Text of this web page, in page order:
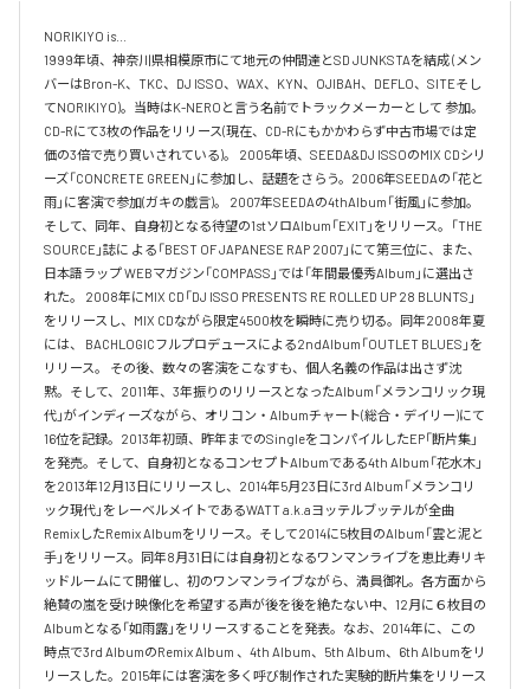
NORIKIYO is...
1999年頃、神奈川県相模原市にて地元の仲間達とSD JUNKSTAを結成 (メン
バーはBron-K、TKC、DJ ISSO、WAX、KYN、OJIBAH、DEFLO、SITEそし
てNORIKIYO)。当時はK-NEROと言う名前でトラックメーカーとして 参加。
CD-Rにて3枚の作品をリリース(現在、CD-Rにもかかわらず中古市場では定
価の3倍で売り買いされている)。 2005年頃、SEEDA&DJ ISSOのMIX CDシリ
ーズ「CONCRETE GREEN」に参加し、話題をさらう。2006年SEEDAの「花と
雨」に客演で参加(ガキの戯言)。 2007年SEEDAの4thAlbum「街風」に参加。
そして、同年、自身初となる待望の1stソロAlbum「EXIT」をリリース。「THE
SOURCE」誌に よる「BEST OF JAPANESE RAP 2007」にて第三位に、また、
日本語ラップ WEBマガジン「COMPASS」では「年間最優秀Album」に選出さ
れた。 2008年にMIX CD「DJ ISSO PRESENTS RE ROLLED UP 28 BLUNTS」
をリリースし、MIX CDながら限定4500枚を瞬時に売り切る。同年2008年夏
には、 BACHLOGICフルプロデュースによる2ndAlbum「OUTLET BLUES」を
リリース。 その後、数々の客演をこなすも、個人名義の作品は出さず沈
黙。そして、2011年、3年振りのリリースとなったAlbum「メランコリック現
代」がインディーズながら、オリコン・Albumチャート(総合・デイリー)にて
16位を記録。2013年初頭、昨年までのSingleをコンパイルしたEP「断片集」
を発売。そして、自身初となるコンセプトAlbumである4th Album「花水木」
を2013年12月13日にリリースし、2014年5月23日に3rd Album「メランコリ
ック現代」をレーベルメイトであるWATT a.k.aヨッテルブッテルが全曲
RemixしたRemix Albumをリリース。そして2014に5枚目のAlbum「雲と泥と
手」をリリース。同年8月31日には自身初となるワンマンライブを恵比寿リキ
ッドルームにて開催し、初のワンマンライブながら、満員御礼。各方面から
絶賛の嵐を受け映像化を希望する声が後を後を絶たない中、12月に６枚目の
Albumとなる「如雨露」をリリースすることを発表。なお、2014年に、この
時点で3rd AlbumのRemix Album 、4th Album、5th Album、6th Albumをリ
リースした。2015年には客演を多く呼び制作された実験的断片集をリリース